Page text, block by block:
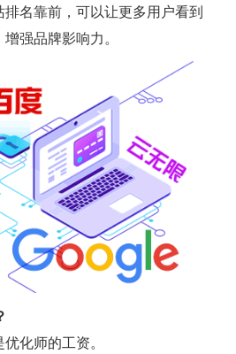
排名靠前，可以让更多用户看到
强品牌影响力。
化师的工资。